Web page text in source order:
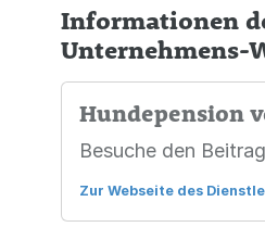
Informationen
Unternehmens-
Hundepension
Besuche den
Zur Webseite des